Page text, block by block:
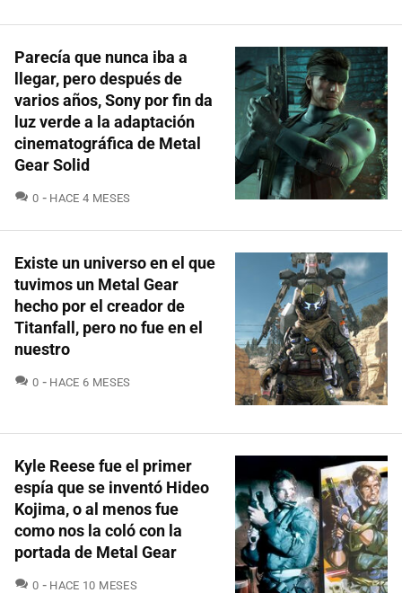
Parecía que nunca iba a
llegar, pero después de
varios años, Sony por fin da
luz verde a la adaptación
cinematográfica de Metal
Gear Solid
0 COMENTARIOS
HACE 4 MESES
Existe un universo en el que
tuvimos un Metal Gear
hecho por el creador de
Titanfall, pero no fue en el
nuestro
0 COMENTARIOS
HACE 6 MESES
Kyle Reese fue el primer
espía que se inventó Hideo
Kojima, o al menos fue
como nos la coló con la
portada de Metal Gear
0 COMENTARIOS
HACE 10 MESES